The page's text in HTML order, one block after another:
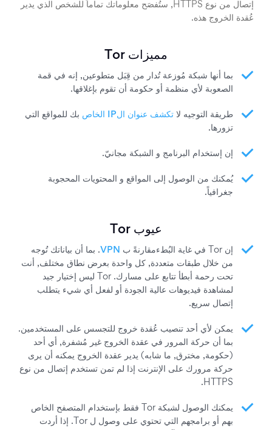
إتصال من نوع HTTPS, ستُفصَح معلوماتك تماماً للشخص الذي يدير
عُقدة الخروج هذه.
مميزات Tor
بما أنها شبكة مُوزعة تُدار من قِبَل متطوعين, إنه في قمة
الصعوبة لأي منظمة أو حكومة أن تقوم بإغلاقها.
طريقة التوجيه لا تكشف عنوان الIP الخاص
بك للمواقع التي
تزورها.
إن إستخدام البرنامج و الشبكة مجانيّ.
يُمكنك من الوصول إلى المواقع و المحتويات المحجوبة
جغرافياً.
عيوب Tor
إن Tor في غاية البُطءمقارنةً ب VPN. بما أن بياناتك تُوجه
من خلال طبقات متعددة, كل واحدة بعرض نطاق مختلف, أنت
تحت رحمة أبطأ تتابع على مسارك. Tor ليس إختيار جيد
لمشاهدة فيديوهات عالية الجودة أو لفعل أي شيء يتطلب
إتصال سريع.
يمكن لأي أحد تنصيب عُقدة خروج للتجسس على المستخدمين.
بما أن حركة المرور في عقدة الخروج غير مُشفرة, أي أحد
(حكومة, مخترق, ما شابه) يدير عقدة الخروج يمكنه أن يرى
حركة مرورك على الإنترنت إذا لم تمن تستخدم إتصال من نوع
HTTPS.
يمكنك الوصول لشبكة Tor فقط بإستخدام المتصفح الخاص
بهم أو برامجهم التي تحتوي على وصول ل Tor. إذا أردت